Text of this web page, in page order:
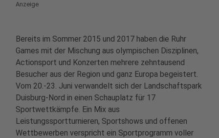
Anzeige
Bereits im Sommer 2015 und 2017 haben die Ruhr
Games mit der Mischung aus olympischen Disziplinen,
Actionsport und Konzerten mehrere zehntausend
Besucher aus der Region und ganz Europa begeistert.
Vom 20.-23. Juni verwandelt sich der Landschaftspark
Duisburg-Nord in einen Schauplatz für 17
Sportwettkämpfe. Ein Mix aus
Leistungssportturnieren, Sportshows und offenen
Wettbewerben verspricht ein Sportprogramm voller